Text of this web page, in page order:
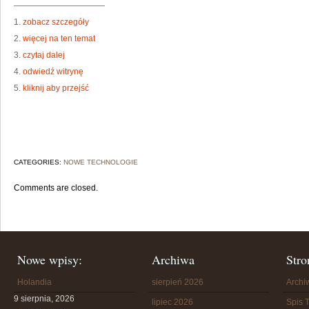
———————————
1. zobacz szczegóły
2. więcej na ten temat
3. czytaj dalej
4. odwiedź witrynę
5. kliknij aby przejść
CATEGORIES: NOWE TECHNOLOGIE
Comments are closed.
Nowe wpisy:
Holandia
9 sierpnia, 2026
Archiwa
sierpień 2026
lipiec 2026 Spis